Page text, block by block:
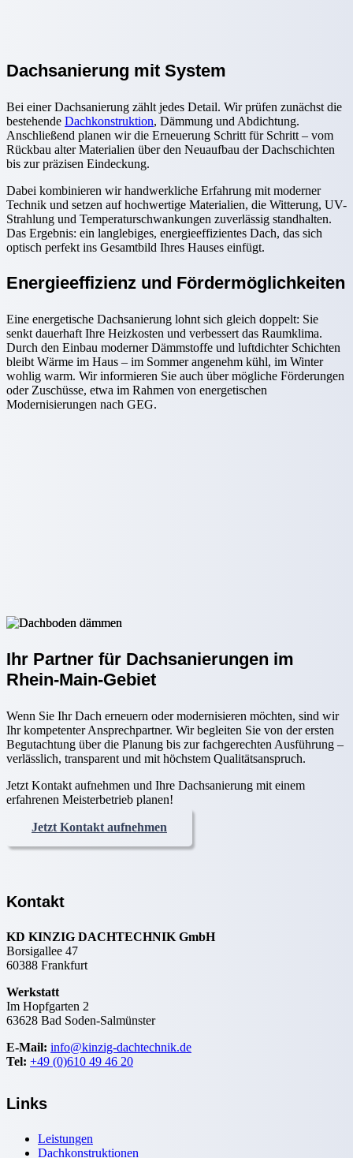
Dachsanierung mit System
Bei einer Dachsanierung zählt jedes Detail. Wir prüfen zunächst die
bestehende Dachkonstruktion, Dämmung und Abdichtung.
Anschließend planen wir die Erneuerung Schritt für Schritt – vom
Rückbau alter Materialien über den Neuaufbau der Dachschichten
bis zur präzisen Eindeckung.
Dabei kombinieren wir handwerkliche Erfahrung mit moderner
Technik und setzen auf hochwertige Materialien, die Witterung, UV-
Strahlung und Temperaturschwankungen zuverlässig standhalten.
Das Ergebnis: ein langlebiges, energieeffizientes Dach, das sich
optisch perfekt ins Gesamtbild Ihres Hauses einfügt.
Energieeffizienz und Fördermöglichkeiten
Eine energetische Dachsanierung lohnt sich gleich doppelt: Sie
senkt dauerhaft Ihre Heizkosten und verbessert das Raumklima.
Durch den Einbau moderner Dämmstoffe und luftdichter Schichten
bleibt Wärme im Haus – im Sommer angenehm kühl, im Winter
wohlig warm. Wir informieren Sie auch über mögliche Förderungen
oder Zuschüsse, etwa im Rahmen von energetischen
Modernisierungen nach GEG.
Ihr Partner für Dachsanierungen im
Rhein-Main-Gebiet
Wenn Sie Ihr Dach erneuern oder modernisieren möchten, sind wir
Ihr kompetenter Ansprechpartner. Wir begleiten Sie von der ersten
Begutachtung über die Planung bis zur fachgerechten Ausführung –
verlässlich, transparent und mit höchstem Qualitätsanspruch.
Jetzt Kontakt aufnehmen und Ihre Dachsanierung mit einem
erfahrenen Meisterbetrieb planen!
Jetzt Kontakt aufnehmen
Kontakt
KD KINZIG DACHTECHNIK GmbH
Borsigallee 47
60388 Frankfurt
Werkstatt
Im Hopfgarten 2
63628 Bad Soden-Salmünster
E-Mail: info@kinzig-dachtechnik.de
Tel: +49 (0)610 49 46 20
Links
Leistungen
Dachkonstruktionen